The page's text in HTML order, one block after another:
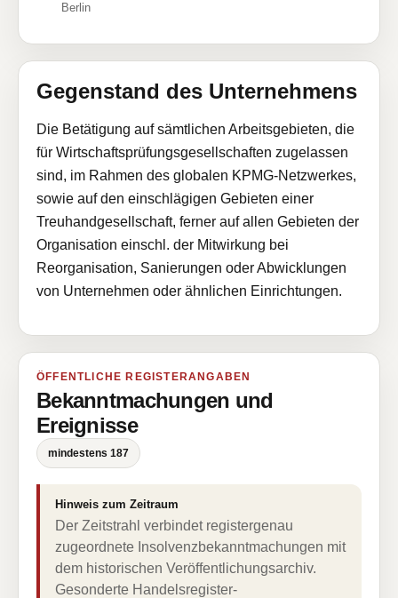
Berlin
Gegenstand des Unternehmens
Die Betätigung auf sämtlichen Arbeitsgebieten, die
für Wirtschaftsprüfungsgesellschaften zugelassen
sind, im Rahmen des globalen KPMG-Netzwerkes,
sowie auf den einschlägigen Gebieten einer
Treuhandgesellschaft, ferner auf allen Gebieten der
Organisation einschl. der Mitwirkung bei
Reorganisation, Sanierungen oder Abwicklungen
von Unternehmen oder ähnlichen Einrichtungen.
ÖFFENTLICHE REGISTERANGABEN
Bekanntmachungen und
Ereignisse
mindestens 187
Hinweis zum Zeitraum
Der Zeitstrahl verbindet registergenau
zugeordnete Insolvenzbekanntmachungen mit
dem historischen Veröffentlichungsarchiv.
Gesonderte Handelsregister-